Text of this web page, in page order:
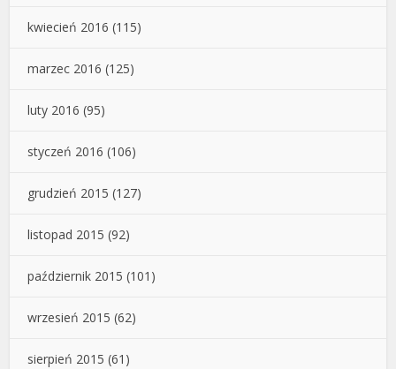
kwiecień 2016 (115)
marzec 2016 (125)
luty 2016 (95)
styczeń 2016 (106)
grudzień 2015 (127)
listopad 2015 (92)
październik 2015 (101)
wrzesień 2015 (62)
sierpień 2015 (61)